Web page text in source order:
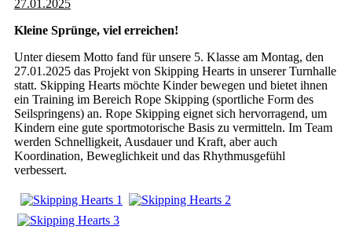
27.01.2025
Kleine Sprünge, viel erreichen!
Unter diesem Motto fand für unsere 5. Klasse am Montag, den
27.01.2025 das Projekt von Skipping Hearts in unserer Turnhalle
statt. Skipping Hearts möchte Kinder bewegen und bietet ihnen
ein Training im Bereich Rope Skipping (sportliche Form des
Seilspringens) an. Rope Skipping eignet sich hervorragend, um
Kindern eine gute sportmotorische Basis zu vermitteln. Im Team
werden Schnelligkeit, Ausdauer und Kraft, aber auch
Koordination, Beweglichkeit und das Rhythmusgefühl
verbessert.